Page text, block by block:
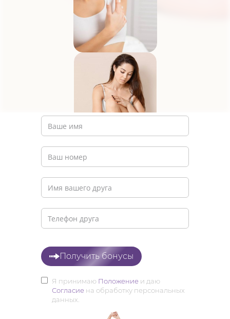
Получить бонусы
Я принимаю Положение и даю
Согласие на обработку персональных
данных.